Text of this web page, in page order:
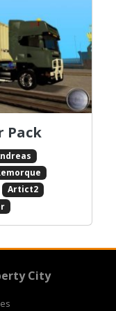
Pack
Artict2
City